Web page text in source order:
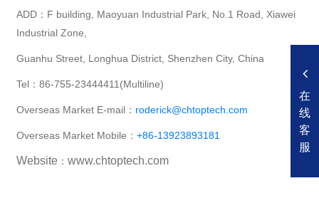
ADD：F building, Maoyuan Industrial Park, No.1 Road, Xiawei
Industrial Zone,
Guanhu Street, Longhua District, Shenzhen City, China
Tel：86-755-23444411(Multiline)
Overseas Market E-mail： roderick@chtoptech.com
Overseas Market Mobile：+86-13923893181
Website ：www.chtoptech.com
在
线
客
服